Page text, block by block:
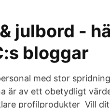
julbord -
bloggar
med stor
är av ett obetydligt
profilprodukter Vill